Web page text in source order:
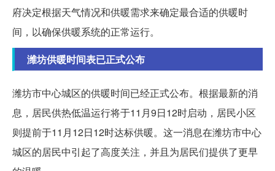
府决定根据天气情况和供暖需求来确定最合适的供暖时
间，以确保供暖系统的正常运行。
潍坊供暖时间表已正式公布
潍坊市中心城区的供暖时间已经正式公布。根据最新的消
息，居民供热低温运行将于11月9日12时启动，居民小区
则提前于11月12日12时达标供暖。这一消息在潍坊市中心
城区的居民中引起了高度关注，并且为居民们提供了更早